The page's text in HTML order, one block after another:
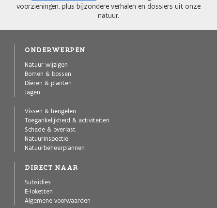
voorzieningen, plus bijzondere verhalen en dossiers uit onze
natuur.
ONDERWERPEN
Natuur wijzigen
Bomen & bossen
Dieren & planten
Jagen
Vissen & hengelen
Toegankelijkheid & activiteiten
Schade & overlast
Natuurinspectie
Natuurbeheerplannen
DIRECT NAAR
Subsidies
E-loketten
Algemene voorwaarden